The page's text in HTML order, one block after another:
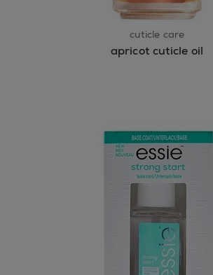
cuticle care
apricot cuticle oil